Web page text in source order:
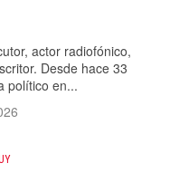
actor radiofónico,
Desde hace 33
político en...